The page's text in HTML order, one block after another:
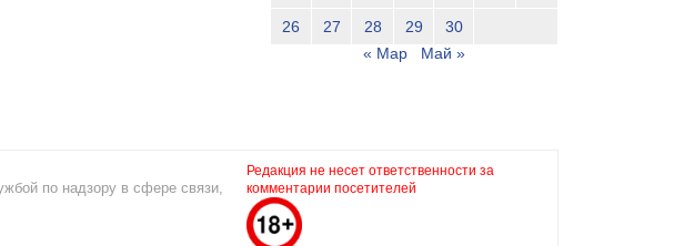
26 27 28 29
30
« Мар
Май »
по надзору в сфере связи,
Редакция не несет ответственности за
комментарии посетителей